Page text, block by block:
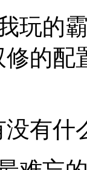
的霸
的配
什